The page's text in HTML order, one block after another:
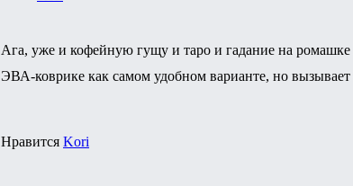
Ага, уже и кофейную гущу и таро и гадание на ромашке
ЭВА-коврике как самом удобном варианте, но
Нравится Kori